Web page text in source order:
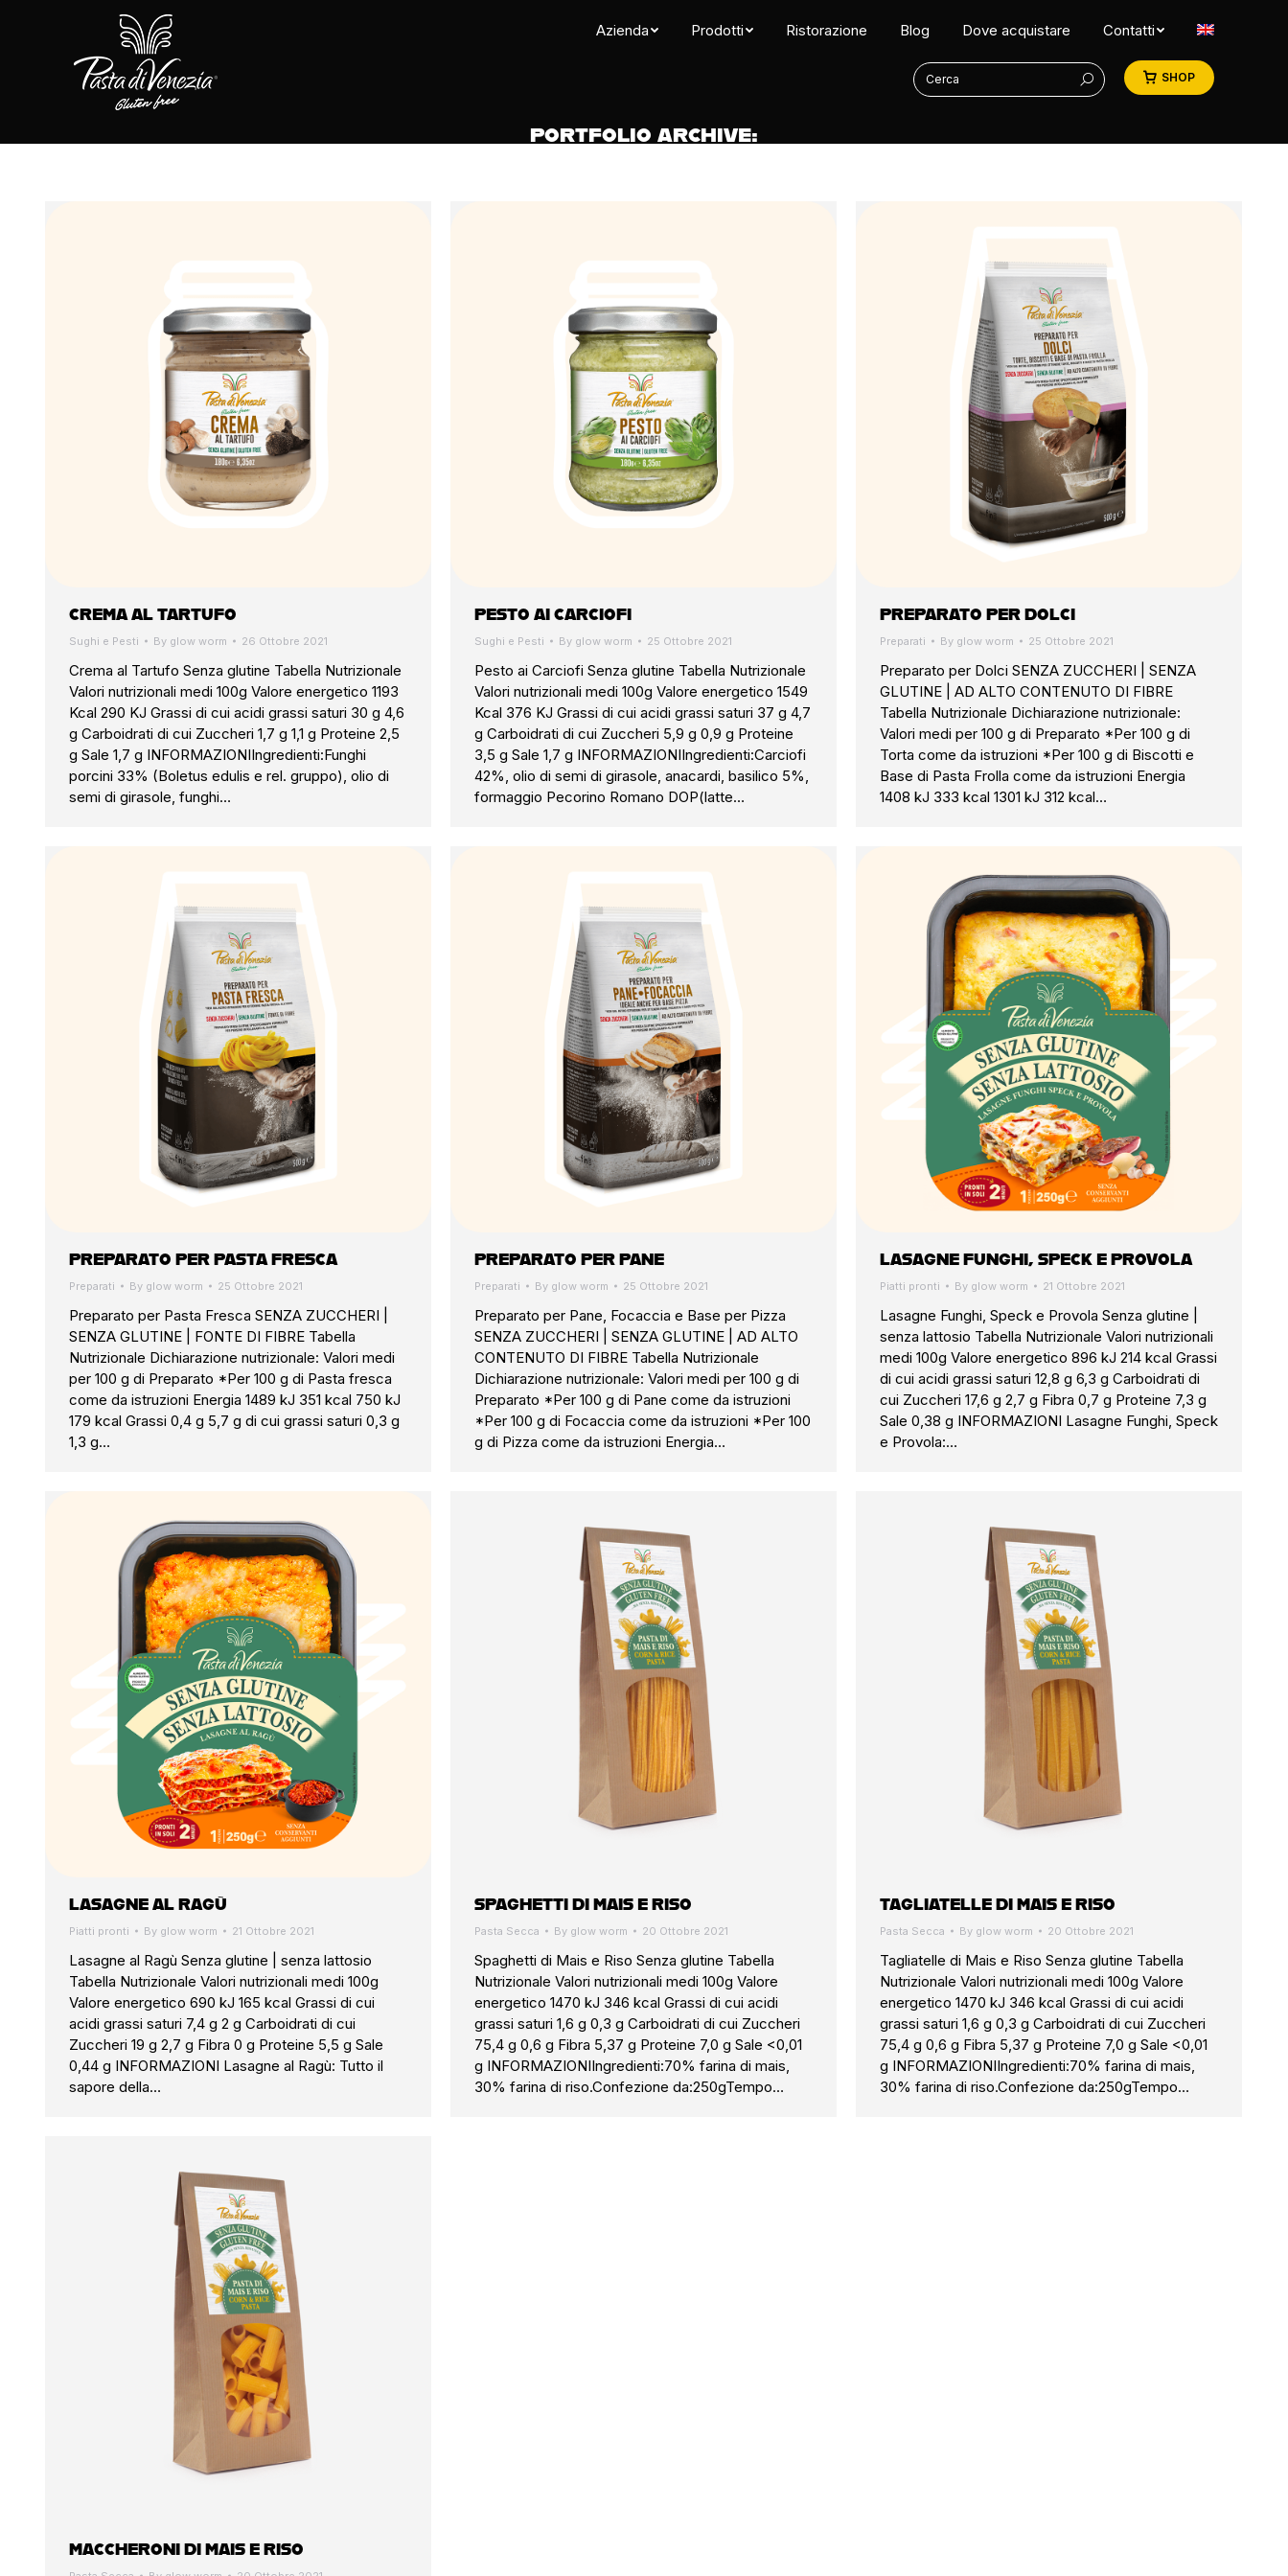
Azienda Prodotti Ristorazione Blog Dove acquistare Contatti
Search: SHOP
PORTFOLIO ARCHIVE:
CREMA AL TARTUFO
Sughi e Pesti By glow worm 26 Ottobre 2021
Crema al Tartufo Senza glutine Tabella Nutrizionale
Valori nutrizionali medi 100g Valore energetico 1193
Kcal 290 KJ Grassi di cui acidi grassi saturi 30 g 4,6
g Carboidrati di cui Zuccheri 1,7 g 1,1 g Proteine 2,5
g Sale 1,7 g INFORMAZIONIIngredienti:Funghi
porcini 33% (Boletus edulis e rel. gruppo), olio di
semi di girasole, funghi…
PESTO AI CARCIOFI
Sughi e Pesti By glow worm 25 Ottobre 2021
Pesto ai Carciofi Senza glutine Tabella Nutrizionale
Valori nutrizionali medi 100g Valore energetico 1549
Kcal 376 KJ Grassi di cui acidi grassi saturi 37 g 4,7
g Carboidrati di cui Zuccheri 5,9 g 0,9 g Proteine
3,5 g Sale 1,7 g INFORMAZIONIIngredienti:Carciofi
42%, olio di semi di girasole, anacardi, basilico 5%,
formaggio Pecorino Romano DOP(latte…
PREPARATO PER DOLCI
Preparati By glow worm 25 Ottobre 2021
Preparato per Dolci SENZA ZUCCHERI | SENZA
GLUTINE | AD ALTO CONTENUTO DI FIBRE
Tabella Nutrizionale Dichiarazione nutrizionale:
Valori medi per 100 g di Preparato *Per 100 g di
Torta come da istruzioni *Per 100 g di Biscotti e
Base di Pasta Frolla come da istruzioni Energia
1408 kJ 333 kcal 1301 kJ 312 kcal…
PREPARATO PER PASTA FRESCA
Preparati By glow worm 25 Ottobre 2021
Preparato per Pasta Fresca SENZA ZUCCHERI |
SENZA GLUTINE | FONTE DI FIBRE Tabella
Nutrizionale Dichiarazione nutrizionale: Valori medi
per 100 g di Preparato *Per 100 g di Pasta fresca
come da istruzioni Energia 1489 kJ 351 kcal 750 kJ
179 kcal Grassi 0,4 g 5,7 g di cui grassi saturi 0,3 g
1,3 g…
PREPARATO PER PANE
Preparati By glow worm 25 Ottobre 2021
Preparato per Pane, Focaccia e Base per Pizza
SENZA ZUCCHERI | SENZA GLUTINE | AD ALTO
CONTENUTO DI FIBRE Tabella Nutrizionale
Dichiarazione nutrizionale: Valori medi per 100 g di
Preparato *Per 100 g di Pane come da istruzioni
*Per 100 g di Focaccia come da istruzioni *Per 100
g di Pizza come da istruzioni Energia…
LASAGNE FUNGHI, SPECK E PROVOLA
Piatti pronti By glow worm 21 Ottobre 2021
Lasagne Funghi, Speck e Provola Senza glutine |
senza lattosio Tabella Nutrizionale Valori nutrizionali
medi 100g Valore energetico 896 kJ 214 kcal Grassi
di cui acidi grassi saturi 12,8 g 6,3 g Carboidrati di
cui Zuccheri 17,6 g 2,7 g Fibra 0,7 g Proteine 7,3 g
Sale 0,38 g INFORMAZIONI Lasagne Funghi, Speck
e Provola:…
LASAGNE AL RAGÙ
Piatti pronti By glow worm 21 Ottobre 2021
Lasagne al Ragù Senza glutine | senza lattosio
Tabella Nutrizionale Valori nutrizionali medi 100g
Valore energetico 690 kJ 165 kcal Grassi di cui
acidi grassi saturi 7,4 g 2 g Carboidrati di cui
Zuccheri 19 g 2,7 g Fibra 0 g Proteine 5,5 g Sale
0,44 g INFORMAZIONI Lasagne al Ragù: Tutto il
sapore della…
SPAGHETTI DI MAIS E RISO
Pasta Secca By glow worm 20 Ottobre 2021
Spaghetti di Mais e Riso Senza glutine Tabella
Nutrizionale Valori nutrizionali medi 100g Valore
energetico 1470 kJ 346 kcal Grassi di cui acidi
grassi saturi 1,6 g 0,3 g Carboidrati di cui Zuccheri
75,4 g 0,6 g Fibra 5,37 g Proteine 7,0 g Sale <0,01
g INFORMAZIONIIngredienti:70% farina di mais,
30% farina di riso.Confezione da:250gTempo…
TAGLIATELLE DI MAIS E RISO
Pasta Secca By glow worm 20 Ottobre 2021
Tagliatelle di Mais e Riso Senza glutine Tabella
Nutrizionale Valori nutrizionali medi 100g Valore
energetico 1470 kJ 346 kcal Grassi di cui acidi
grassi saturi 1,6 g 0,3 g Carboidrati di cui Zuccheri
75,4 g 0,6 g Fibra 5,37 g Proteine 7,0 g Sale <0,01
g INFORMAZIONIIngredienti:70% farina di mais,
30% farina di riso.Confezione da:250gTempo…
MACCHERONI DI MAIS E RISO